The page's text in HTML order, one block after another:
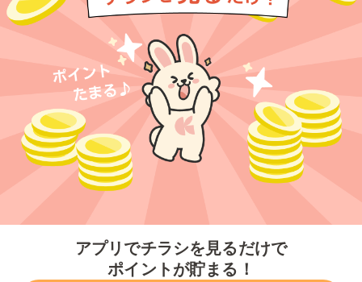
アプリでチラシを見るだけで
ポイントが貯まる！